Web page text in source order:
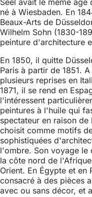
s
i
c
i
:
né à Wiesbaden. En
Beaux-Arts de
Wilhelm Sohn (1830-
peinture d'architecture
En 1850, il quitte
Paris à partir de 1851.
plusieurs reprises en
1871, il se rend en
l'intéressent
peintures à l'huile qui
spectateur en raison
choisit comme motifs
sophistiquées
l'ombre. Son voyage le
la côte nord de
Orient. En Égypte et en
consacré à des pièces
avec ou sans décor, et